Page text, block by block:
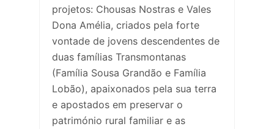
projetos: Chousas Nostras e Vales
Dona Amélia, criados pela forte
vontade de jovens descendentes de
duas famílias Transmontanas
(Família Sousa Grandão e Família
Lobão), apaixonados pela sua terra
e apostados em preservar o
património rural familiar e as